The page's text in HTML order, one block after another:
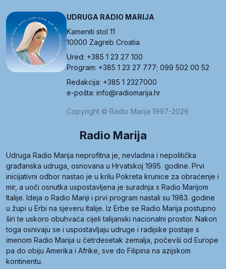
UDRUGA RADIO MARIJA
Kameniti stol 11
10000 Zagreb Croatia
Ured: +385 1 23 27 100
Program: +385 1 23 27 777; 099 502 00 52
Redakcija: +385 1 2327000
e-pošta: info@radiomarija.hr
Copyright © Radio Marija 1997-2026
Radio Marija
Udruga Radio Marija neprofitna je, nevladina i nepolitička
građanska udruga, osnovana u Hrvatskoj 1995. godine. Prvi
inicijativni odbor nastao je u krilu Pokreta krunice za obraćenje i
mir, a uoči osnutka uspostavljena je suradnja s Radio Marijom
Italije. Ideja o Radio Mariji i prvi program nastali su 1983. godine
u župi u Erbi na sjeveru Italije. Iz Erbe se Radio Marija postupno
širi te uskoro obuhvaća cijeli talijanski nacionalni prostor. Nakon
toga osnivaju se i uspostavljaju udruge i radijske postaje s
imenom Radio Marija u četrdesetak zemalja, počevši od Europe
pa do obiju Amerika i Afrike, sve do Filipina na azijskom
kontinentu.